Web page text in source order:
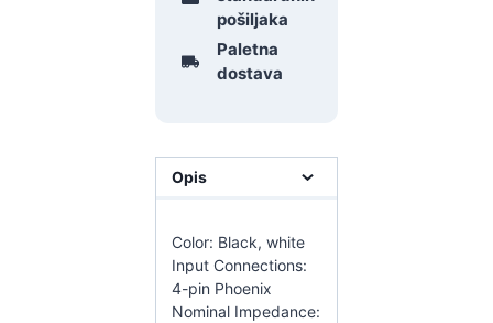
pošiljaka
Paletna
dostava
Opis
Color: Black, white
Input Connections:
4-pin Phoenix
Nominal Impedance: